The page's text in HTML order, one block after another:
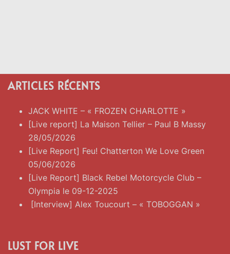
ARTICLES RÉCENTS
JACK WHITE – « FROZEN CHARLOTTE »
[Live report] La Maison Tellier – Paul B Massy
28/05/2026
[Live Report] Feu! Chatterton We Love Green
05/06/2026
[Live Report] Black Rebel Motorcycle Club –
Olympia le 09-12-2025
[Interview] Alex Toucourt – « TOBOGGAN »
LUST FOR LIVE